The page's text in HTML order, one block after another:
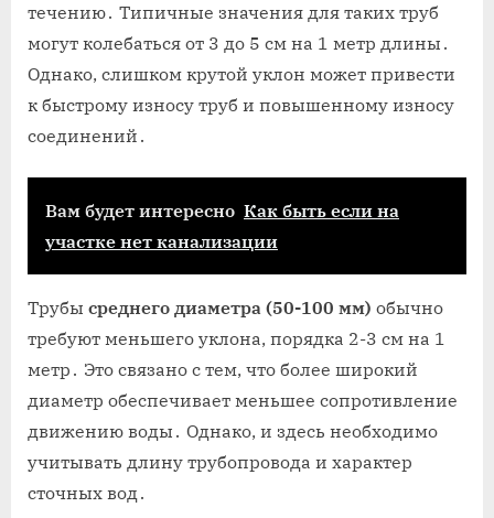
течению․ Типичные значения для таких труб
могут колебаться от 3 до 5 см на 1 метр длины․
Однако, слишком крутой уклон может привести
к быстрому износу труб и повышенному износу
соединений․
Вам будет интересно Как быть если на
участке нет канализации
Трубы среднего диаметра (50-100 мм) обычно
требуют меньшего уклона, порядка 2-3 см на 1
метр․ Это связано с тем, что более широкий
диаметр обеспечивает меньшее сопротивление
движению воды․ Однако, и здесь необходимо
учитывать длину трубопровода и характер
сточных вод․